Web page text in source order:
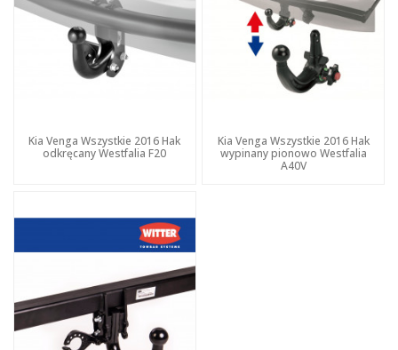
Kia Venga Wszystkie 2016 Hak
odkręcany Westfalia F20
Kia Venga Wszystkie 2016 Hak
wypinany pionowo Westfalia
A40V